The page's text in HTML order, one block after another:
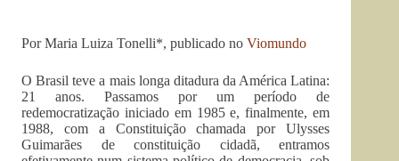
Por Maria Luiza Tonelli*, publicado no Viomundo
O Brasil teve a mais longa ditadura da América Latina:
21 anos. Passamos por um período de
redemocratização iniciado em 1985 e, finalmente, em
1988, com a Constituição chamada por Ulysses
Guimarães de constituição cidadã, entramos